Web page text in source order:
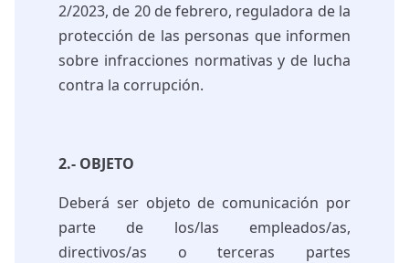
2/2023, de 20 de febrero, reguladora de la
protección de las personas que informen
sobre infracciones normativas y de lucha
contra la corrupción.
2.- OBJETO
Deberá ser objeto de comunicación por
parte de los/las empleados/as,
directivos/as o terceras partes